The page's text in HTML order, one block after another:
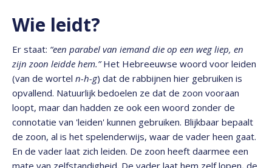
Wie leidt?
Er staat: “een parabel van iemand die op een weg liep, en
zijn zoon leidde hem.”Het Hebreeuwse woord voor leiden
(van de wortel n-h-g) dat de rabbijnen hier gebruiken is
opvallend. Natuurlijk bedoelen ze dat de zoon vooraan
loopt, maar dan hadden ze ook een woord zonder de
connotatie van 'leiden' kunnen gebruiken. Blijkbaar bepaalt
de zoon, al is het spelenderwijs, waar de vader heen gaat.
En de vader laat zich leiden. De zoon heeft daarmee een
mate van zelfstandigheid. De vader laat hem zelf lopen, de